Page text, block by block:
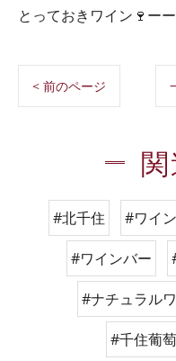
とっておきワイン🍷ーー
< 前のページ
#北千住 #ワイン
#ワインバー
#ナチュラル
#千住葡